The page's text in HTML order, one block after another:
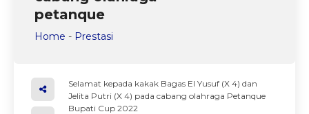
petanque
Home - Prestasi
Selamat kepada kakak Bagas El Yusuf (X 4) dan
Jelita Putri (X 4) pada cabang olahraga Petanque
Bupati Cup 2022